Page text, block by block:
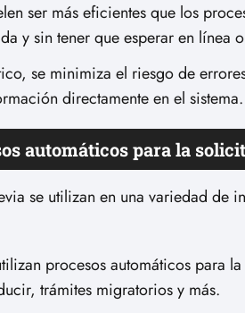
ser más eficientes que los
y sin tener que esperar en línea
se minimiza el riesgo de
directamente en el sistema.
automáticos para la
se utilizan en una variedad de
procesos automáticos para
trámites migratorios y más.